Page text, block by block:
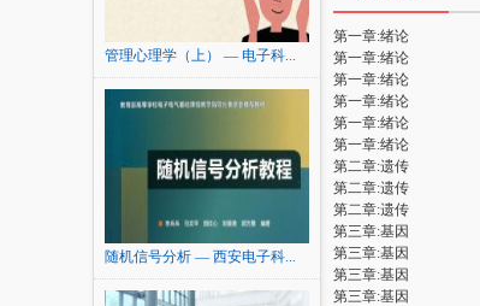
管理心理学（上） — 电子科...
随机信号分析 — 西安电子科...
第一章:绪论
第一章:绪论
第一章:绪论
第一章:绪论
第一章:绪论
第一章:绪论
第二章:遗传
第二章:遗传
第二章:遗传
第三章:基因
第三章:基因
第三章:基因
第三章:基因